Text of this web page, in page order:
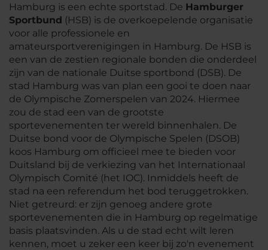
Hamburg is een echte sportstad. De Hamburger
Sportbund (HSB) is de overkoepelende organisatie
voor alle professionele en
amateursportverenigingen in Hamburg. De HSB is
een van de zestien regionale bonden die onderdeel
zijn van de nationale Duitse sportbond (DSB). De
stad Hamburg was van plan een gooi te doen naar
de Olympische Zomerspelen van 2024. Hiermee
zou de stad een van de grootste
sportevenementen ter wereld binnenhalen. De
Duitse bond voor de Olympische Spelen (DSOB)
koos Hamburg om officieel mee te bieden voor
Duitsland bij de verkiezing van het Internationaal
Olympisch Comité (het IOC). Inmiddels heeft de
stad na een referendum het bod teruggetrokken.
Niet getreurd: er zijn genoeg andere grote
sportevenementen die in Hamburg op regelmatige
basis plaatsvinden. Als u de stad echt wilt leren
kennen, moet u zeker een keer bij zo'n evenement